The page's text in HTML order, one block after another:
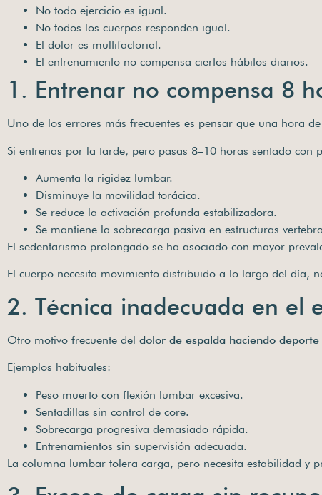
No todo ejercicio es igual.
No todos los cuerpos responden igual.
El dolor es multifactorial.
El entrenamiento no compensa ciertos hábitos diarios.
1. Entrenar no compensa 8
Uno de los errores más frecuentes es pensar que una hora
Si entrenas por la tarde, pero pasas 8–10 horas sentado con
Aumenta la rigidez lumbar.
Disminuye la movilidad torácica.
Se reduce la activación profunda estabilizadora.
Se mantiene la sobrecarga pasiva en estructuras
El sedentarismo prolongado se ha asociado con mayor
El cuerpo necesita movimiento distribuido a lo largo del día,
2. Técnica inadecuada en el
Otro motivo frecuente del dolor de espalda haciendo deporte
Ejemplos habituales:
Peso muerto con flexión lumbar excesiva.
Sentadillas sin control de core.
Sobrecarga progresiva demasiado rápida.
Entrenamientos sin supervisión adecuada.
La columna lumbar tolera carga, pero necesita estabilidad y